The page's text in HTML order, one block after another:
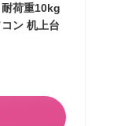
耐荷重10kg
ン 机上台